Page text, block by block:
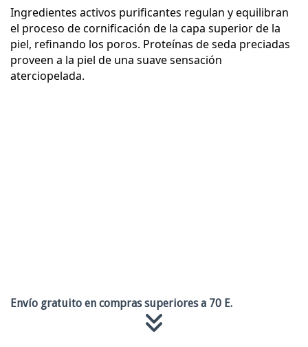
Ingredientes activos purificantes regulan y equilibran
el proceso de cornificación de la capa superior de la
piel, refinando los poros. Proteínas de seda preciadas
proveen a la piel de una suave sensación
aterciopelada.
Envío gratuito en compras superiores a 70 E.